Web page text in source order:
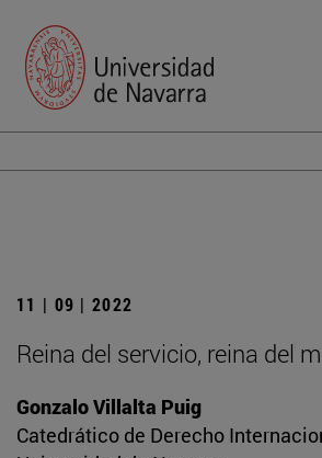
11 | 09 | 2022
Reina del servicio, reina del
Gonzalo Villalta Puig
Catedrático de Derecho